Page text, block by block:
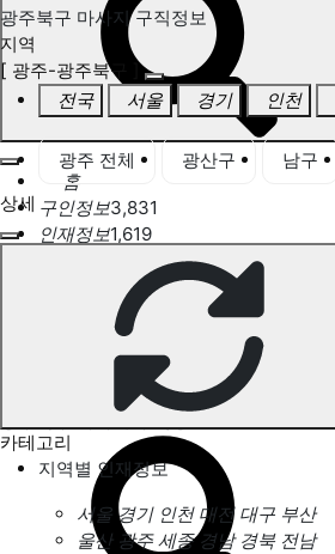
홈
구인정보3,831
인재정보1,619
고객센터
전국업체정보 마사지가이드
업체 서비스 관리
개인 서비스 관리
광주북구 마사지 구직정보
지역
[ 광주-광주북구 ]
전국
서울 경기 인천
광주 전체 광산구 남구
상세
카테고리
지역별 인재정보
서울 경기 인천 대전 대구 부산
울산 광주 세종 경남 경북 전남